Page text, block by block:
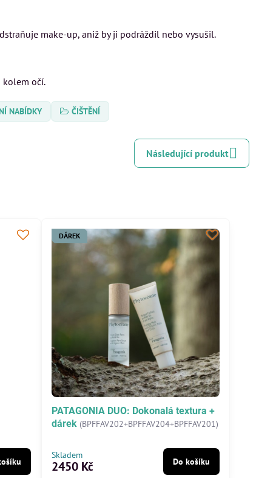
make-up, aniž by ji podráždil nebo vysušil.
kolem očí.
NABÍDKY ČIŠTĚNÍ
Následující produkt
DÁREK
PATAGONIA DUO: Dokonalá textura +
dárek (BPFFAV202+BPFFAV204+BPFFAV201)
Skladem
2450 Kč Do košíku